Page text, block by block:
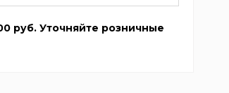
руб. Уточняйте розничные